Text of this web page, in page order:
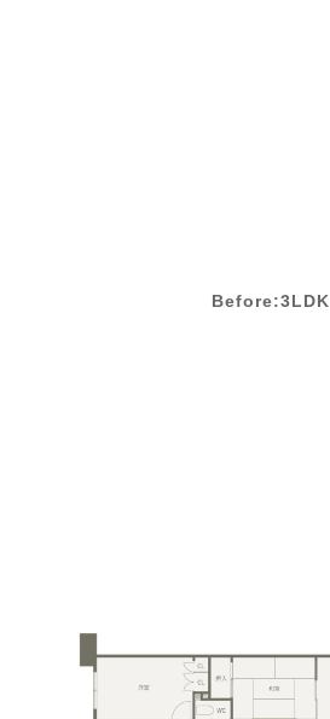
Before:3LDK